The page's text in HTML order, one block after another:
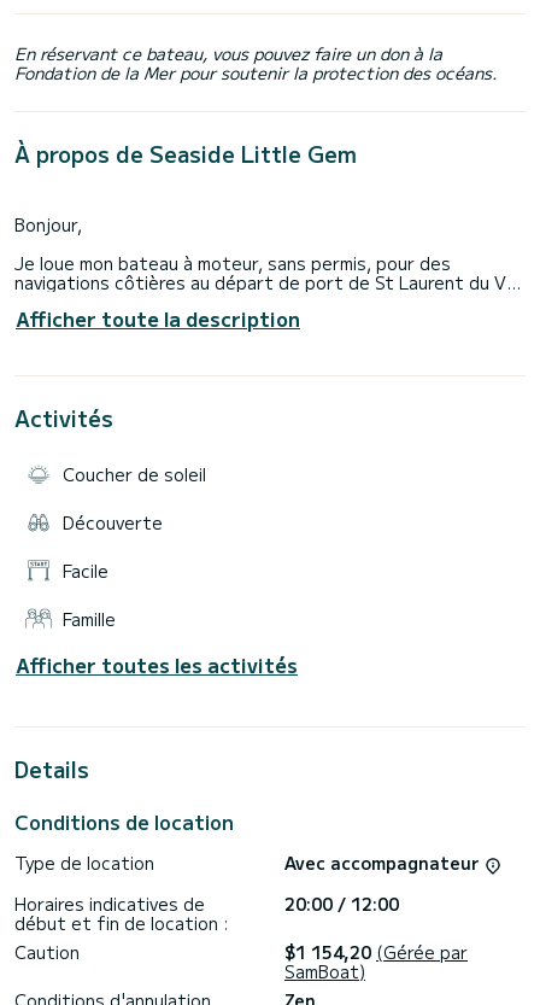
En réservant ce bateau, vous pouvez faire un don à la
Fondation de la Mer pour soutenir la protection des océans.
À propos de Seaside Little Gem
Bonjour,
Je loue mon bateau à moteur, sans permis, pour des
navigations côtières au départ de port de St Laurent du Var.
maximum de 4 personnes pour plus de confort et de
ranger toutes vos affaires pour être à l'aise pendant les
Idéal pour vos sorties entre amis ou en famille, vous pourrez
Afficher toute la description
Activités
Coucher de soleil
Découverte
Facile
Famille
Afficher toutes les activités
Details
Conditions de location
Type de location
Avec accompagnateur
Horaires indicatives de
début et fin de location :
20:00 / 12:00
Caution
$1 154,20 (Gérée par
SamBoat)
Conditions d'annulation
Zen